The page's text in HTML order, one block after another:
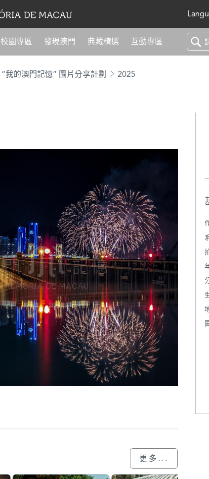
校園專區 發現澳門 典藏精選 互動專區
“我的澳門記憶” 圖片分享計劃 2025
更多...